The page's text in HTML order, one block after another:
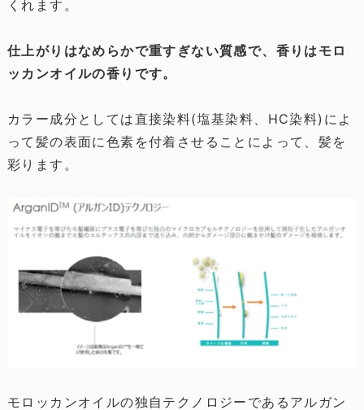
くれます。
仕上がりはなめらかで重すぎない質感で、香りはモロ
ッカンオイルの香りです。
カラー成分としては直接染料(塩基染料、HC染料)によ
って髪の表面に色素を付着させることによって、髪を
彩ります。
モロッカンオイルの独自テクノロジーであるアルガン